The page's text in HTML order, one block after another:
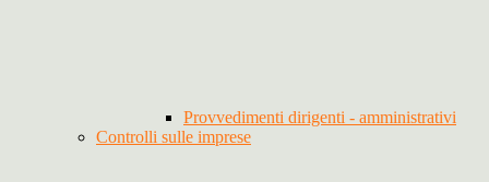
Provvedimenti dirigenti - amministrativi
Controlli sulle imprese